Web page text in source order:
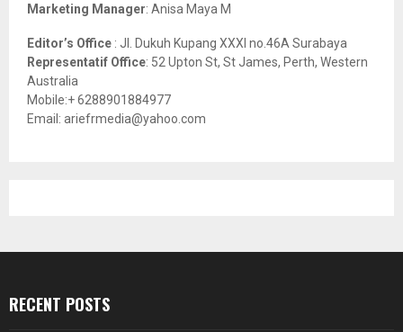
Marketing Manager: Anisa Maya M
Editor’s Office : Jl. Dukuh Kupang XXXI no.46A Surabaya
Representatif Office: 52 Upton St, St James, Perth, Western
Australia
Mobile:+ 6288901884977
Email: ariefrmedia@yahoo.com
RECENT POSTS